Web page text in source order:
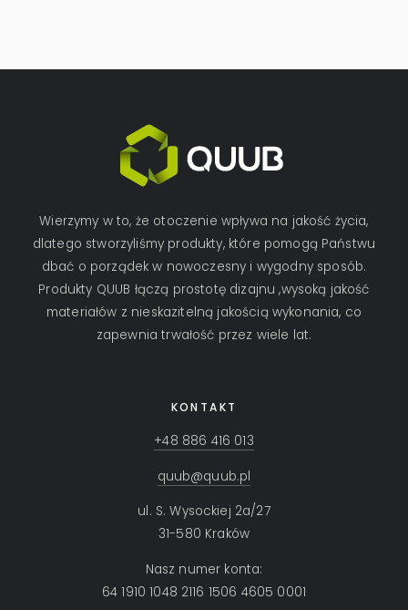
Wierzymy w to, że otoczenie wpływa na jakość życia,
dlatego stworzyliśmy produkty, które pomogą Państwu
dbać o porządek w nowoczesny i wygodny sposób.
Produkty QUUB łączą prostotę dizajnu ,wysoką jakość
materiałów z nieskazitelną jakością wykonania, co
zapewnia trwałość przez wiele lat.
KONTAKT
+48 886 416 013
quub@quub.pl
ul. S. Wysockiej 2a/27
31-580 Kraków
Nasz numer konta:
64 1910 1048 2116 1506 4605 0001